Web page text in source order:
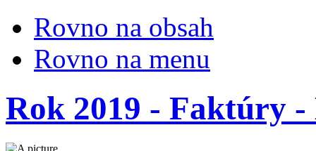
Rovno na obsah
Rovno na menu
Rok 2019 - Faktúry